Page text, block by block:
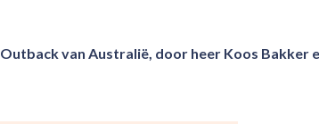
Outback van Australië, door heer Koos Bakker